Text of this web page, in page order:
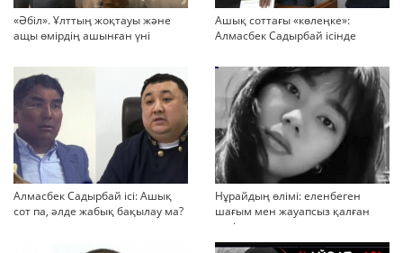
«Әбіл». Ұлттың жоқтауы және
ащы өмірдің ашынған үні
Ашық соттағы «көлеңке»:
Алмасбек Садырбай ісінде
көбейіп барады
Алмасбек Садырбай ісі: Ашық
сот па, әлде жабық бақылау ма?
Нұрайдың өлімі: еленбеген
шағым мен жауапсыз қалған
қауіп